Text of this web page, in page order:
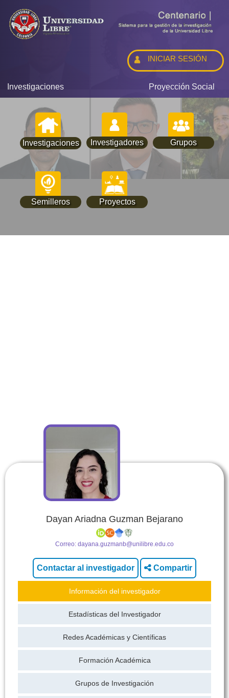
Investigaciones Proyección Social
Investigaciones Investigadores Grupos
Semilleros Proyectos
INICIAR SESIÓN
Dayan Ariadna Guzman Bejarano
Correo: dayana.guzmanb@unilibre.edu.co
Compartir
Información del investigador
Estadísticas del Investigador
Redes Académicas y Científicas
Formación Académica
Grupos de Investigación